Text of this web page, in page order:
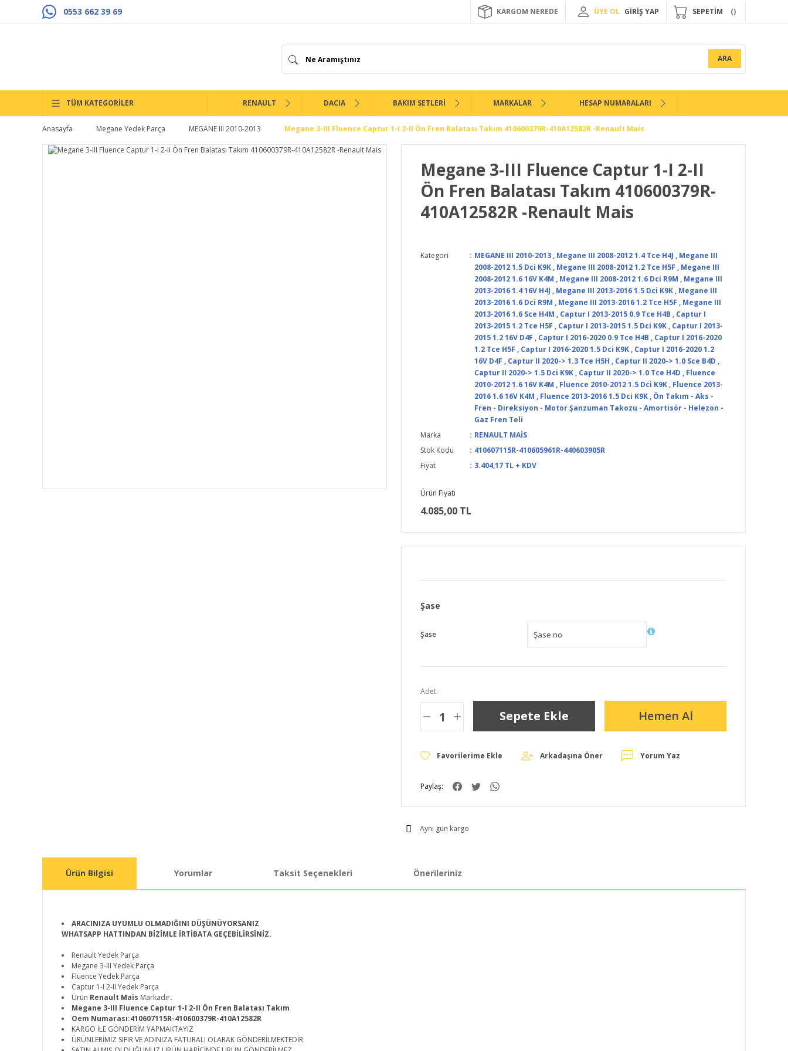
0553 662 39 69 KARGOM NEREDE ÜYE OL GİRİŞ YAP SEPETİM
ARA
TÜM KATEGORİLER RENAULT DACIA BAKIM SETLERİ MARKALAR HESAP NUMARALARI
Anasayfa Megane Yedek Parça MEGANE III 2010-2013 Megane 3-III Fluence Captur 1-I 2-II Ön Fren Balatası Takım 410600379R-410A12582R -Renault Mais
Megane 3-III Fluence Captur 1-I 2-II
Ön Fren Balatası Takım 410600379R-
410A12582R -Renault Mais
Kategori MEGANE III 2010-2013 , Megane III 2008-2012 1.4 Tce H4J , Megane III
2008-2012 1.5 Dci K9K , Megane III 2008-2012 1.2 Tce H5F , Megane III
2008-2012 1.6 16V K4M , Megane III 2008-2012 1.6 Dci R9M , Megane III
2013-2016 1.4 16V H4J , Megane III 2013-2016 1.5 Dci K9K , Megane III
2013-2016 1.6 Dci R9M , Megane III 2013-2016 1.2 Tce H5F , Megane III
2013-2016 1.6 Sce H4M , Captur I 2013-2015 0.9 Tce H4B , Captur I
2013-2015 1.2 Tce H5F , Captur I 2013-2015 1.5 Dci K9K , Captur I 2013-
2015 1.2 16V D4F , Captur I 2016-2020 0.9 Tce H4B , Captur I 2016-2020
1.2 Tce H5F , Captur I 2016-2020 1.5 Dci K9K , Captur I 2016-2020 1.2
16V D4F , Captur II 2020-> 1.3 Tce H5H , Captur II 2020-> 1.0 Sce B4D ,
Captur II 2020-> 1.5 Dci K9K , Captur II 2020-> 1.0 Tce H4D , Fluence
2010-2012 1.6 16V K4M , Fluence 2010-2012 1.5 Dci K9K , Fluence 2013-
2016 1.6 16V K4M , Fluence 2013-2016 1.5 Dci K9K , Ön Takım - Aks -
Fren - Direksiyon - Motor Şanzuman Takozu - Amortisör - Helezon -
Gaz Fren Teli
Marka
RENAULT MAİS
Stok Kodu
410607115R-410605961R-440603905R
Fiyat
3.404,17 TL + KDV
Ürün Fiyatı
4.085,00 TL
Şase
Şase
Adet:
Sepete Ekle Hemen Al
Arkadaşına Öner Yorum Yaz
Paylaş:
Aynı gün kargo
Ürün Bilgisi Yorumlar Taksit Seçenekleri Önerileriniz
ARACINIZA UYUMLU OLMADIĞINI DÜŞÜNÜYORSANIZ
WHATSAPP HATTINDAN BİZİMLE İRTİBATA GEÇEBİLİRSİNİZ.
Renault Yedek Parça
Megane 3-III Yedek Parça
Fluence Yedek Parça
Captur 1-I 2-II Yedek Parça
Ürün Renault Mais Markadır.
Megane 3-III Fluence Captur 1-I 2-II Ön Fren Balatası Takım
Oem Numarası:410607115R-410600379R-410A12582R
KARGO İLE GÖNDERİM YAPMAKTAYIZ
ÜRÜNLERİMİZ SIFIR VE ADINIZA FATURALI OLARAK GÖNDERİLMEKTEDİR